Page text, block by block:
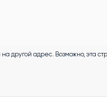
другой адрес. Возможно, эта